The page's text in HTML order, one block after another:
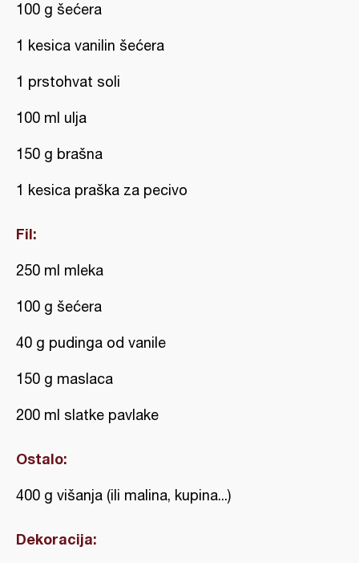
100 g šećera
1 kesica vanilin šećera
1 prstohvat soli
100 ml ulja
150 g brašna
1 kesica praška za pecivo
Fil:
250 ml mleka
100 g šećera
40 g pudinga od vanile
150 g maslaca
200 ml slatke pavlake
Ostalo:
400 g višanja (ili malina, kupina...)
Dekoracija: